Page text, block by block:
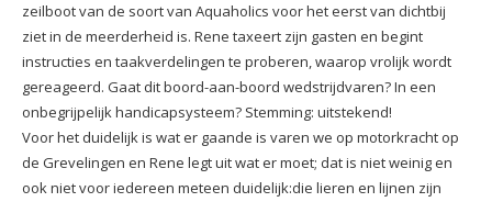
zeilboot van de soort van Aquaholics voor het eerst van dichtbij
ziet in de meerderheid is. Rene taxeert zijn gasten en begint
instructies en taakverdelingen te proberen, waarop vrolijk wordt
gereageerd. Gaat dit boord-aan-boord wedstrijdvaren? In een
onbegrijpelijk handicapsysteem? Stemming: uitstekend!
Voor het duidelijk is wat er gaande is varen we op motorkracht op
de Grevelingen en Rene legt uit wat er moet; dat is niet weinig en
ook niet voor iedereen meteen duidelijk:die lieren en lijnen zijn